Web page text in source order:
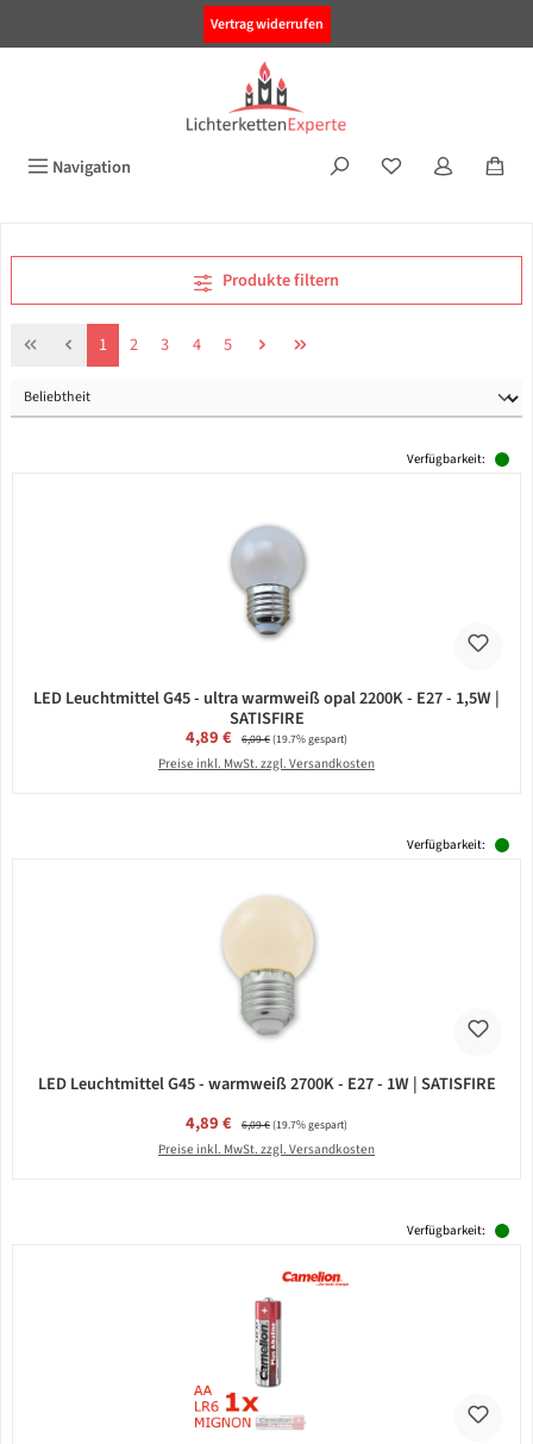
Vertrag widerrufen
Navigation
Produkte filtern
Seite
1 Seite
2 Seite
3 Seite
4 Seite
5
Verfügbarkeit:
LED Leuchtmittel G45 - ultra warmweiß opal 2200K - E27 - 1,5W |
SATISFIRE
Verkaufspreis:
4,89 € Regulärer Preis:
6,09 €(19.7% gespart)
Preise inkl. MwSt. zzgl. Versandkosten
Verfügbarkeit:
LED Leuchtmittel G45 - warmweiß 2700K - E27 - 1W | SATISFIRE
Verkaufspreis:
4,89 € Regulärer Preis:
6,09 €(19.7% gespart)
Preise inkl. MwSt. zzgl. Versandkosten
Verfügbarkeit: